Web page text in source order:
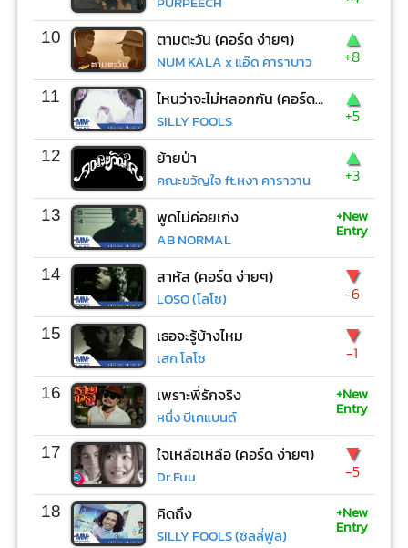
10 ตามตะวัน (คอร์ด ง่ายๆ)
NUM KALA x แอ๊ด คาราบาว
▲
+8
11 ไหนว่าจะไม่หลอกกัน (คอร์ด ง่ายๆ)
SILLY FOOLS
▲
+5
12 ย้ายป่า
คณะขวัญใจ ft.หงา คาราวาน
▲
+3
13 พูดไม่ค่อยเก่ง
AB NORMAL
+New
Entry
14 สาหัส (คอร์ด ง่ายๆ)
LOSO (โลโซ)
▼
-6
15 เธอจะรู้บ้างไหม
เสก โลโซ
▼
-1
16 เพราะพี่รักจริง
หนึ่ง บีเคแบนด์
+New
Entry
17 ใจเหลือเหลือ (คอร์ด ง่ายๆ)
Dr.Fuu
▼
-5
18 คิดถึง
SILLY FOOLS (ซิลลี่ฟูล)
+New
Entry